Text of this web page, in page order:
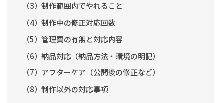
（3）制作範囲内でやれること
（4）制作中の修正対応回数
（5）管理費の有無と対応内容
（6）納品対応（納品方法・環境の明記）
（7）アフターケア（公開後の修正など）
（8）制作以外の対応事項